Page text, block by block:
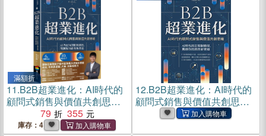
滿額折
11.B2B超業進化：AI時代的
顧問式銷售與價值共創思維
（6套實戰方法×10大成交心
法×5項行動指引）
79 355
庫存：4
12.B2B超業進化：AI時代的
顧問式銷售與價值共創思維
(電子書)